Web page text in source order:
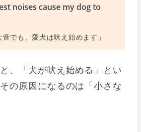
noises cause my dog to
音でも、愛犬は吠え始めます」
、「犬が吠え始める」とい
の原因になるのは「小さな